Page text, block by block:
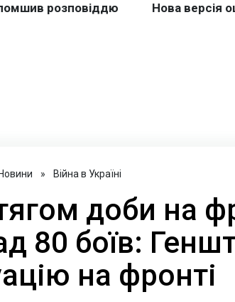
Новини » Війна в Україні
доби на
80 боїв:
на фронті